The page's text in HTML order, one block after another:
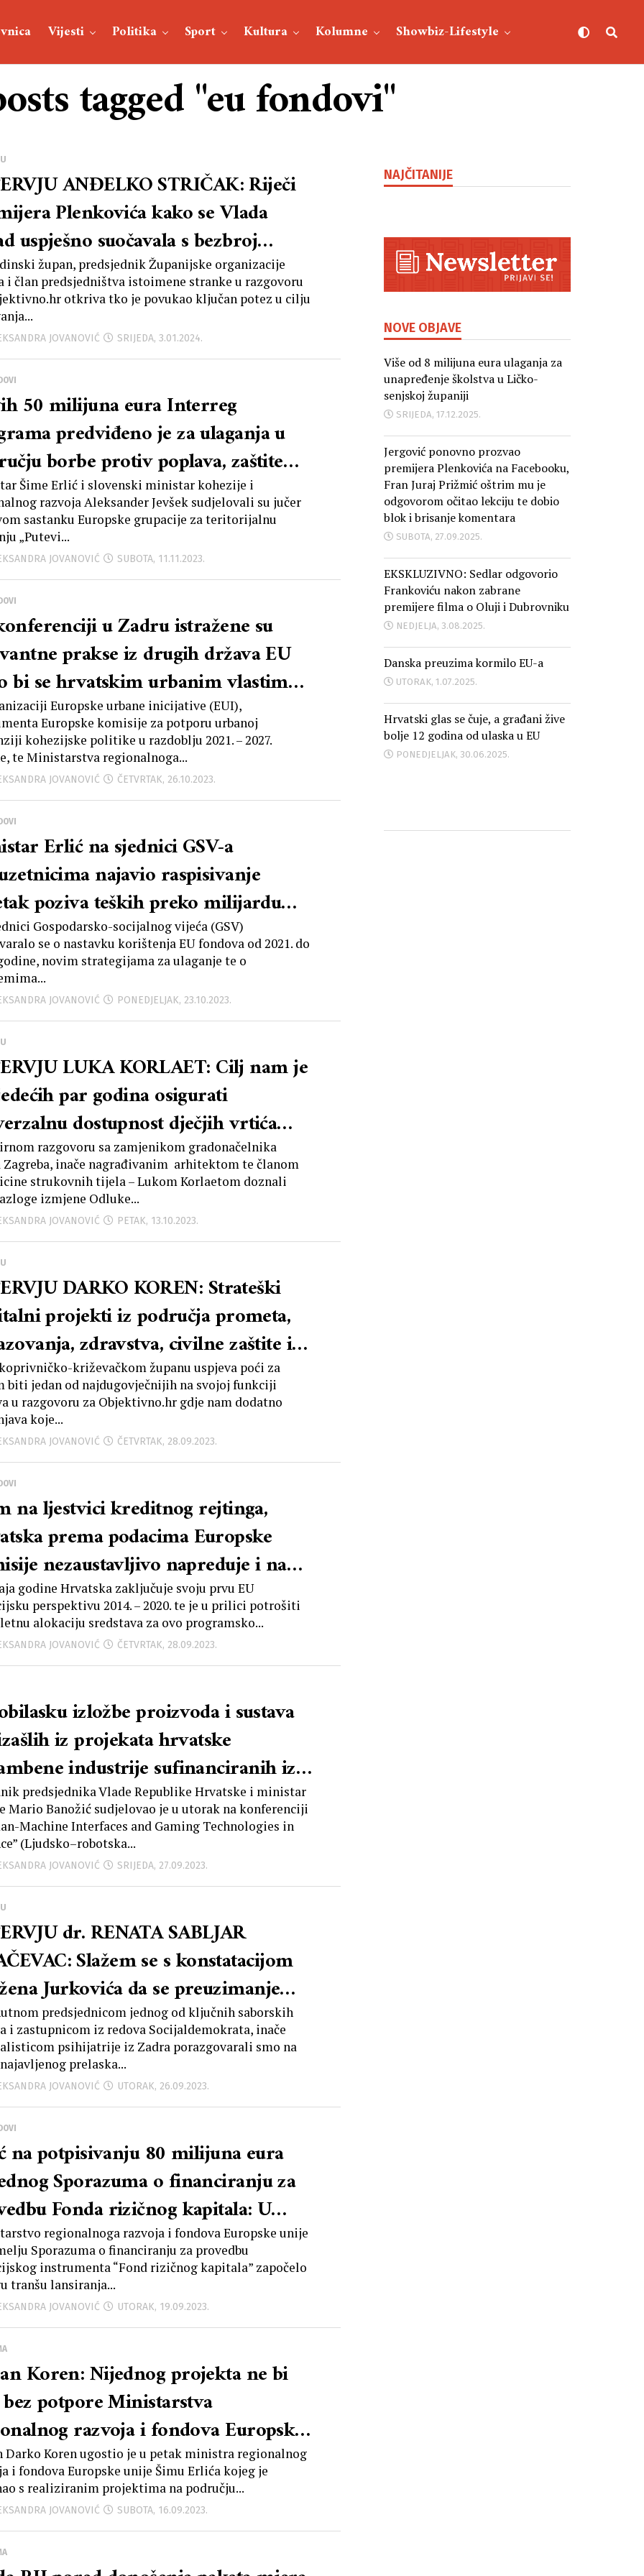
Vijesti Politika Sport Kultura Kolumne Showbiz-Lifestyle
tagged "eu fondovi"
ANĐELKO STRIČAK: Riječi
Plenkovića kako se Vlada
uspješno suočavala s bezbroj
bila nam je poticaj da se
Zahvaljujem mu se na
i financijskoj pomoći koja je
do konačnog rješenja za
bala
župan, predsjednik Županijske organizacije
i član predsjedništva istoimene stranke u razgovoru
otkriva tko je povukao ključan potez u cilju
JOVANOVIĆ SRIJEDA, 3.01.2024.
50 milijuna eura Interreg
predviđeno je za ulaganja u
borbe protiv poplava, zaštite
energetske učinkovitosti i
Šime Erlić i slovenski ministar kohezije i
razvoja Aleksander Jevšek sudjelovali su jučer
sastanku Europske grupacije za teritorijalnu
„Putevi...
JOVANOVIĆ SUBOTA, 11.11.2023.
u Zadru istražene su
prakse iz drugih država EU
bi se hrvatskim urbanim vlastima
da bolje razumiju povezivanje
politika kroz ITU
Europske urbane inicijative (EUI),
Europske komisije za potporu urbanoj
kohezijske politike u razdoblju 2021. – 2027.
te Ministarstva regionalnoga...
JOVANOVIĆ ČETVRTAK, 26.10.2023.
Erlić na sjednici GSV-a
najavio raspisivanje
poziva teških preko milijardu
Gospodarsko-socijalnog vijeća (GSV)
se o nastavku korištenja EU fondova od 2021. do
novim strategijama za ulaganje te o
JOVANOVIĆ PONEDJELJAK, 23.10.2023.
LUKA KORLAET: Cilj nam je
par godina osigurati
dostupnost dječjih vrtića
u Zagrebu, a započinjemo ju
26 projekata čime će se
kapaciteti povećati za više od
vrtićkih mjesta
razgovoru sa zamjenikom gradonačelnika
Zagreba, inače nagrađivanim arhitektom te članom
strukovnih tijela – Lukom Korlaetom doznali
izmjene Odluke...
JOVANOVIĆ PETAK, 13.10.2023.
DARKO KOREN: Strateški
projekti iz područja prometa,
zdravstva, civilne zaštite i
a koje uz pomoć države i
sredstava planiramo
u narednom periodu vrijedni
413 milijuna eura
križevačkom županu uspjeva poći za
biti jedan od najdugovječnijih na svojoj funkciji
u razgovoru za Objektivno.hr gdje nam dodatno
koje...
JOVANOVIĆ ČETVRTAK, 28.09.2023.
na ljestvici kreditnog rejtinga,
prema podacima Europske
nezaustavljivo napreduje i na
po kriteriju odobrenih sredstava
skočili za čak 5 mjesta
godine Hrvatska zaključuje svoju prvu EU
perspektivu 2014. – 2020. te je u prilici potrošiti
alokaciju sredstava za ovo programsko...
JOVANOVIĆ ČETVRTAK, 28.09.2023.
izložbe proizvoda i sustava
iz projekata hrvatske
industrije sufinanciranih iz
ministar Banožić istaknuo
odrađen vrhunski posao kada je u
približavanje Europskih fondova
obrambenoj industriji
predsjednika Vlade Republike Hrvatske i ministar
Mario Banožić sudjelovao je u utorak na konferenciji
Machine Interfaces and Gaming Technologies in
(Ljudsko–robotska...
JOVANOVIĆ SRIJEDA, 27.09.2023.
dr. RENATA SABLJAR
Slažem se s konstatacijom
Jurkovića da se preuzimanje
može tumačiti i kao hrabar potez
Vilija Beroša, jer će sva
ubuduće biti na njemu
predsjednicom jednog od ključnih saborskih
i zastupnicom iz redova Socijaldemokrata, inače
psihijatrije iz Zadra porazgovarali smo na
prelaska...
JOVANOVIĆ UTORAK, 26.09.2023.
na potpisivanju 80 milijuna eura
Sporazuma o financiranju za
Fonda rizičnog kapitala: U
vremenima rasta kamatnih
šaljemo važnu poruku
da nudimo alternativu u
njihovog rasta
regionalnoga razvoja i fondova Europske unije
Sporazuma o financiranju za provedbu
instrumenta “Fond rizičnog kapitala” započelo
tranšu lansiranja...
JOVANOVIĆ UTORAK, 19.09.2023.
Koren: Nijednog projekta ne bi
potpore Ministarstva
razvoja i fondova Europske
i samog ministra Erlića
Darko Koren ugostio je u petak ministra regionalnog
i fondova Europske unije Šimu Erlića kojeg je
s realiziranim projektima na području...
JOVANOVIĆ SUBOTA, 16.09.2023.
NAJČITANIJE
NOVE OBJAVE
Više od 8 milijuna eura ulaganja za
unapređenje školstva u Ličko-
senjskoj županiji
SRIJEDA, 17.12.2025.
Jergović ponovno prozvao
premijera Plenkovića na Facebooku,
Fran Juraj Prižmić oštrim mu je
odgovorom očitao lekciju te dobio
blok i brisanje komentara
SUBOTA, 27.09.2025.
EKSKLUZIVNO: Sedlar odgovorio
Frankoviću nakon zabrane
premijere filma o Oluji i Dubrovniku
NEDJELJA, 3.08.2025.
Danska preuzima kormilo EU-a
UTORAK, 1.07.2025.
Hrvatski glas se čuje, a građani žive
bolje 12 godina od ulaska u EU
PONEDJELJAK, 30.06.2025.